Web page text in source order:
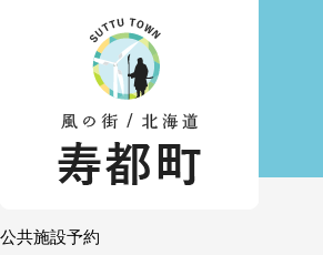
公共施設予約